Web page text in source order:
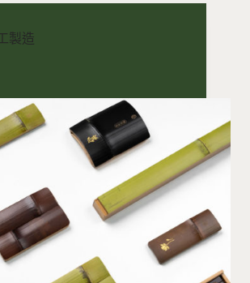
製造